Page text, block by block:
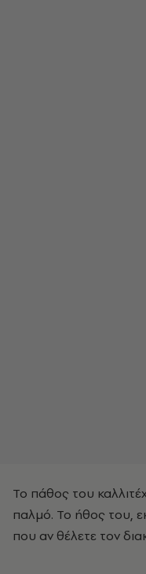
Το πάθος του
παλμό. Το ήθος του,
που αν θέλετε τον